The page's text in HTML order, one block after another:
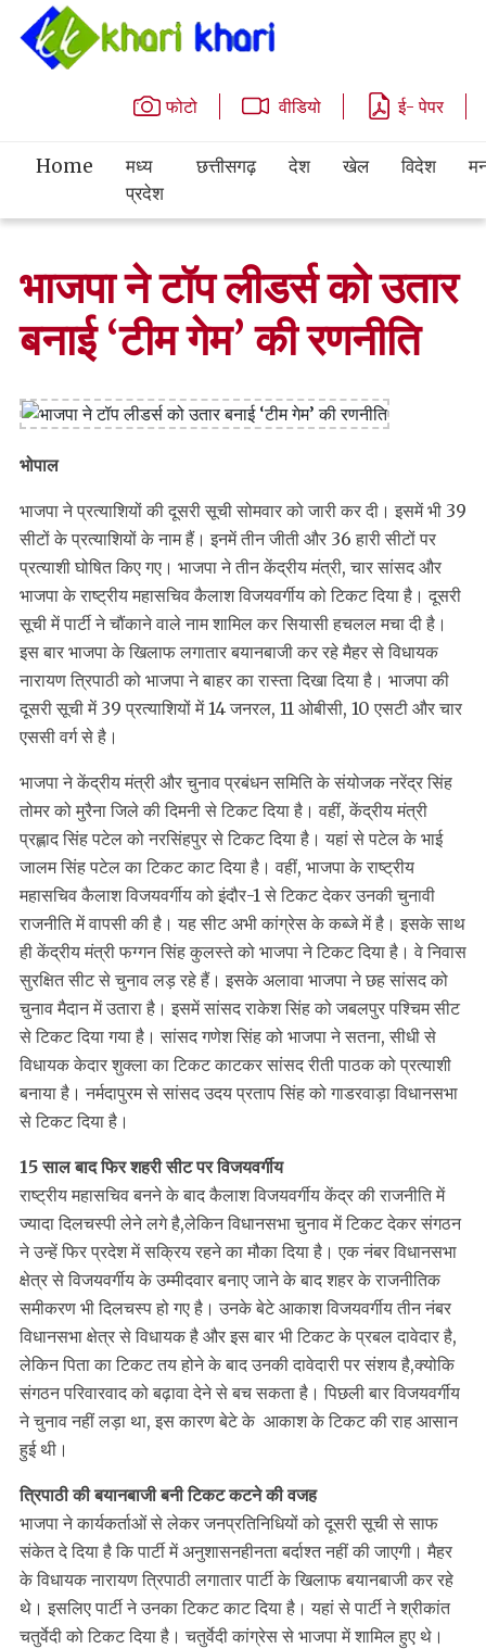
फोटो वीडियो ई- पेपर
Home
मध्य
प्रदेश
छत्तीसगढ़ देश खेल विदेश
भाजपा ने टॉप लीडर्स को उतार
बनाई ‘टीम गेम’ की रणनीति
भोपाल
भाजपा ने प्रत्याशियों की दूसरी सूची सोमवार को जारी कर दी। इसमें भी 39
सीटों के प्रत्याशियों के नाम हैं। इनमें तीन जीती और 36 हारी सीटों पर
प्रत्याशी घोषित किए गए। भाजपा ने तीन केंद्रीय मंत्री, चार सांसद और
भाजपा के राष्ट्रीय महासचिव कैलाश विजयवर्गीय को टिकट दिया है। दूसरी
सूची में पार्टी ने चौंकाने वाले नाम शामिल कर सियासी हचलल मचा दी है।
इस बार भाजपा के खिलाफ लगातार बयानबाजी कर रहे मैहर से विधायक
नारायण त्रिपाठी को भाजपा ने बाहर का रास्ता दिखा दिया है। भाजपा की
दूसरी सूची में 39 प्रत्याशियों में 14 जनरल, 11 ओबीसी, 10 एसटी और चार
एससी वर्ग से है।
भाजपा ने केंद्रीय मंत्री और चुनाव प्रबंधन समिति के संयोजक नरेंद्र सिंह
तोमर को मुरैना जिले की दिमनी से टिकट दिया है। वहीं, केंद्रीय मंत्री
प्रह्लाद सिंह पटेल को नरसिंहपुर से टिकट दिया है। यहां से पटेल के भाई
जालम सिंह पटेल का टिकट काट दिया है। वहीं, भाजपा के राष्ट्रीय
महासचिव कैलाश विजयवर्गीय को इंदौर-1 से टिकट देकर उनकी चुनावी
राजनीति में वापसी की है। यह सीट अभी कांग्रेस के कब्जे में है। इसके साथ
ही केंद्रीय मंत्री फग्गन सिंह कुलस्ते को भाजपा ने टिकट दिया है। वे निवास
सुरक्षित सीट से चुनाव लड़ रहे हैं। इसके अलावा भाजपा ने छह सांसद को
चुनाव मैदान में उतारा है। इसमें सांसद राकेश सिंह को जबलपुर पश्चिम सीट
से टिकट दिया गया है। सांसद गणेश सिंह को भाजपा ने सतना, सीधी से
विधायक केदार शुक्ला का टिकट काटकर सांसद रीती पाठक को प्रत्याशी
बनाया है। नर्मदापुरम से सांसद उदय प्रताप सिंह को गाडरवाड़ा विधानसभा
से टिकट दिया है।
15 साल बाद फिर शहरी सीट पर विजयवर्गीय
राष्ट्रीय महासचिव बनने के बाद कैलाश विजयवर्गीय केंद्र की राजनीति में
ज्यादा दिलचस्पी लेने लगे है,लेकिन विधानसभा चुनाव में टिकट देकर संगठन
ने उन्हें फिर प्रदेश में सक्रिय रहने का मौका दिया है। एक नंबर विधानसभा
क्षेत्र से विजयवर्गीय के उम्मीदवार बनाए जाने के बाद शहर के राजनीतिक
समीकरण भी दिलचस्प हो गए है। उनके बेटे आकाश विजयवर्गीय तीन नंबर
विधानसभा क्षेत्र से विधायक है और इस बार भी टिकट के प्रबल दावेदार है,
लेकिन पिता का टिकट तय होने के बाद उनकी दावेदारी पर संशय है,क्योकि
संगठन परिवारवाद को बढ़ावा देने से बच सकता है। पिछली बार विजयवर्गीय
ने चुनाव नहीं लड़ा था, इस कारण बेटे के आकाश के टिकट की राह आसान
हुई थी।
त्रिपाठी की बयानबाजी बनी टिकट कटने की वजह
भाजपा ने कार्यकर्ताओं से लेकर जनप्रतिनिधियों को दूसरी सूची से साफ
संकेत दे दिया है कि पार्टी में अनुशासनहीनता बर्दाश्त नहीं की जाएगी। मैहर
के विधायक नारायण त्रिपाठी लगातार पार्टी के खिलाफ बयानबाजी कर रहे
थे। इसलिए पार्टी ने उनका टिकट काट दिया है। यहां से पार्टी ने श्रीकांत
चतुर्वेदी को टिकट दिया है। चतुर्वेदी कांग्रेस से भाजपा में शामिल हुए थे।